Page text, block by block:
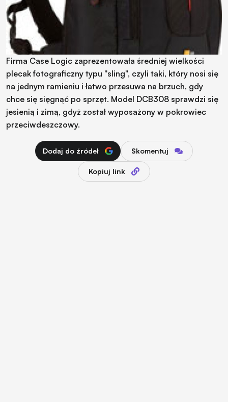
Firma Case Logic zaprezentowała średniej wielkości
plecak fotograficzny typu "sling", czyli taki, który nosi się
na jednym ramieniu i łatwo przesuwa na brzuch, gdy
chce się sięgnąć po sprzęt. Model DCB308 sprawdzi się
jesienią i zimą, gdyż został wyposażony w pokrowiec
przeciwdeszczowy.
Dodaj do źródeł Skomentuj
Kopiuj link